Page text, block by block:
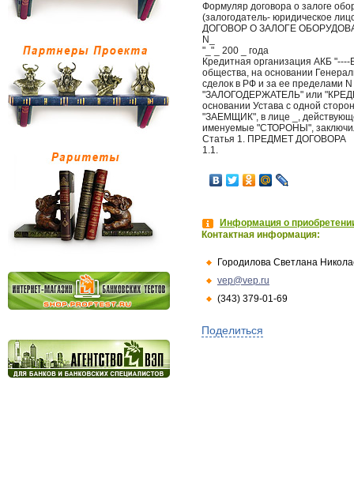
Формуляр договора о залоге
(залогодатель- юридическое
ДОГОВОР О ЗАЛОГЕ
N_
"_"_ 200 _ года
Кредитная организация АКБ
общества, на основании
сделок в РФ и за ее пределами
"ЗАЛОГОДЕРЖАТЕЛЬ" или
основании Устава с одной
"ЗАЕМЩИК", в лице _,
именуемые "СТОРОНЫ",
Статья 1. ПРЕДМЕТ ДОГОВОРА
1.1.
Информация о
Контактная информация:
Городилова Светлана
vep@vep.ru
(343) 379-01-69
Поделиться